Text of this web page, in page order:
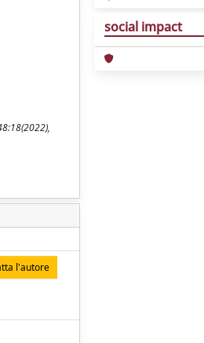
l'autore
social impact